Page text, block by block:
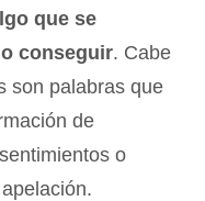
que se
conseguir. Cabe
son palabras que
de
o